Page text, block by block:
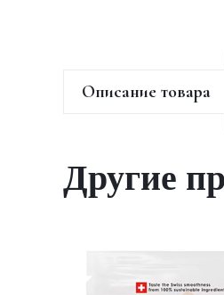
Описание товара
Другие